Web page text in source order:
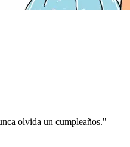
olvida un cumpleaños."